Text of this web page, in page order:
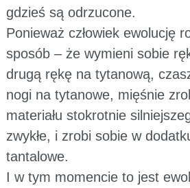
gdzieś są odrzucone.
Ponieważ człowiek ewolucję
sposób – że wymieni sobie
drugą rękę na tytanową,
nogi na tytanowe, mięśnie
materiału stokrotnie
zwykłe, i zrobi sobie w
tantalowe.
I w tym momencie to jest